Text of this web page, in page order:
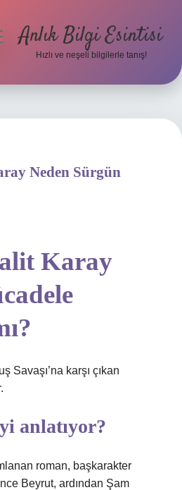
Anlık Bilgi Esintisi
Hızlı ve neşeli bilgilerle tanış!
Neden Sürgün
Karay
Savaşı’na karşı çıkan
anlatıyor?
roman, başkarakter
Beyrut, ardından Şam